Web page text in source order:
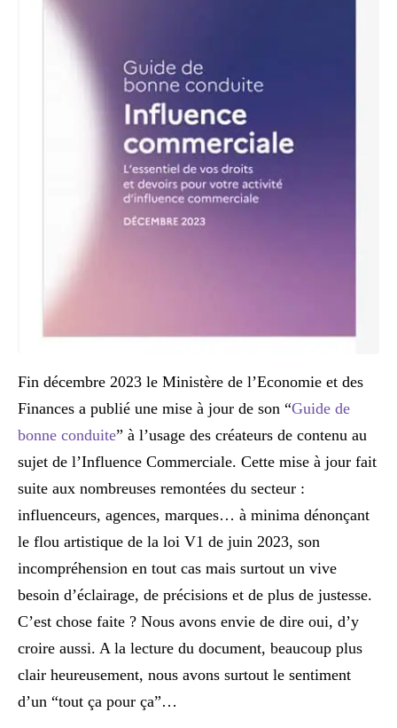
Fin décembre 2023 le Ministère de l’Economie et des
Finances a publié une mise à jour de son “Guide de
bonne conduite” à l’usage des créateurs de contenu au
sujet de l’Influence Commerciale. Cette mise à jour fait
suite aux nombreuses remontées du secteur :
influenceurs, agences, marques… à minima dénonçant
le flou artistique de la loi V1 de juin 2023, son
incompréhension en tout cas mais surtout un vive
besoin d’éclairage, de précisions et de plus de justesse.
C’est chose faite ? Nous avons envie de dire oui, d’y
croire aussi. A la lecture du document, beaucoup plus
clair heureusement, nous avons surtout le sentiment
d’un “tout ça pour ça”…